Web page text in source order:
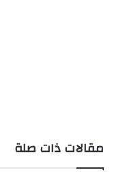
مقالات ذات صلة